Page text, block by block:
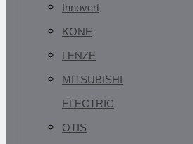
Innovert
KONE
LENZE
MITSUBISHI
ELECTRIC
OTIS